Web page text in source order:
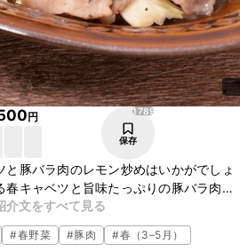
円 1789
保存
豚バラ肉のレモン炒めはいかがでしょ
春キャベツと旨味たっぷりの豚バラ肉
味つけがよく合い、ごはんのおかずに
介文をすべて見る
#春野菜 #豚肉 #春（3–5月）